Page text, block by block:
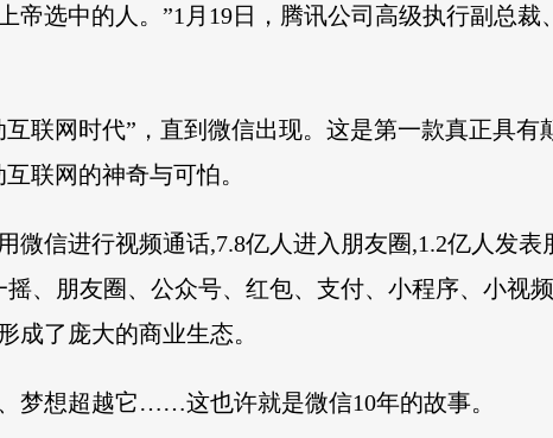
帝选中的人。”1月19日，腾讯公司高级执行副总裁
联网时代”，直到微信出现。这是第一款真正具有
联网的神奇与可怕。
微信进行视频通话,7.8亿人进入朋友圈,1.2亿人发表
、朋友圈、公众号、红包、支付、小程序、小视
成了庞大的商业生态。
梦想超越它……这也许就是微信10年的故事。